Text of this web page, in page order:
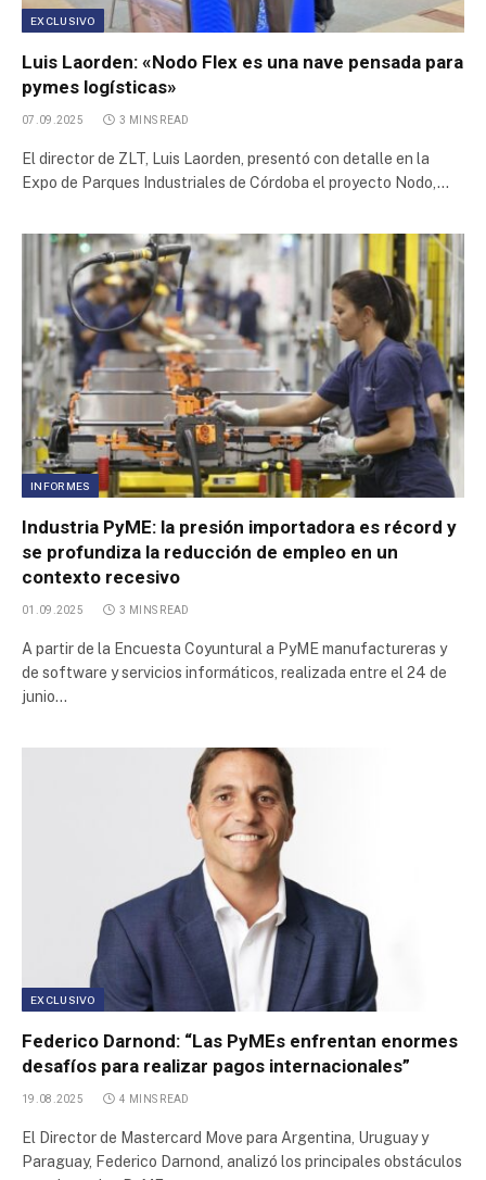
EXCLUSIVO
Luis Laorden: «Nodo Flex es una nave pensada para
pymes logísticas»
07.09.2025 3 MINS READ
El director de ZLT, Luis Laorden, presentó con detalle en la
Expo de Parques Industriales de Córdoba el proyecto Nodo,…
INFORMES
Industria PyME: la presión importadora es récord y
se profundiza la reducción de empleo en un
contexto recesivo
01.09.2025 3 MINS READ
A partir de la Encuesta Coyuntural a PyME manufactureras y
de software y servicios informáticos, realizada entre el 24 de
junio…
EXCLUSIVO
Federico Darnond: “Las PyMEs enfrentan enormes
desafíos para realizar pagos internacionales”
19.08.2025 4 MINS READ
El Director de Mastercard Move para Argentina, Uruguay y
Paraguay, Federico Darnond, analizó los principales obstáculos